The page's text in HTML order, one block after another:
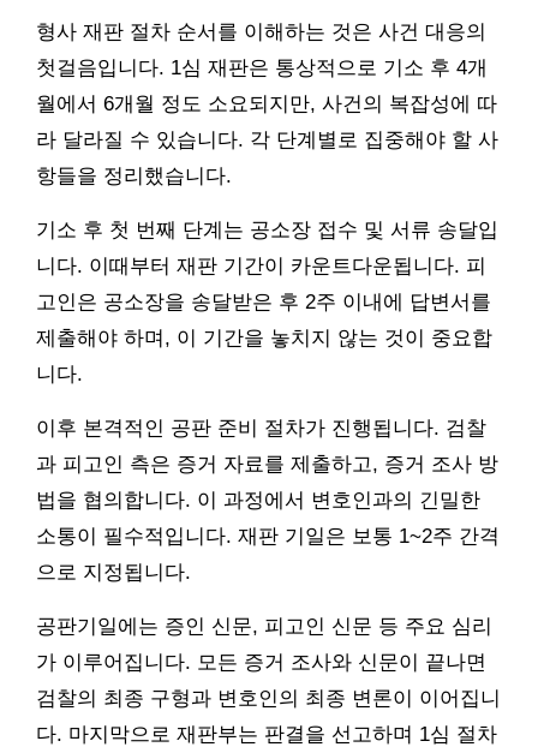
형사 재판 절차 순서를 이해하는 것은 사건 대응의
첫걸음입니다. 1심 재판은 통상적으로 기소 후 4개
월에서 6개월 정도 소요되지만, 사건의 복잡성에 따
라 달라질 수 있습니다. 각 단계별로 집중해야 할 사
항들을 정리했습니다.
기소 후 첫 번째 단계는 공소장 접수 및 서류 송달입
니다. 이때부터 재판 기간이 카운트다운됩니다. 피
고인은 공소장을 송달받은 후 2주 이내에 답변서를
제출해야 하며, 이 기간을 놓치지 않는 것이 중요합
니다.
이후 본격적인 공판 준비 절차가 진행됩니다. 검찰
과 피고인 측은 증거 자료를 제출하고, 증거 조사 방
법을 협의합니다. 이 과정에서 변호인과의 긴밀한
소통이 필수적입니다. 재판 기일은 보통 1~2주 간격
으로 지정됩니다.
공판기일에는 증인 신문, 피고인 신문 등 주요 심리
가 이루어집니다. 모든 증거 조사와 신문이 끝나면
검찰의 최종 구형과 변호인의 최종 변론이 이어집니
다. 마지막으로 재판부는 판결을 선고하며 1심 절차